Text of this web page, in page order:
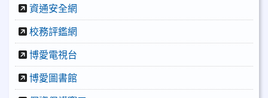
資通安全網
校務評鑑網
博愛電視台
博愛圖書館